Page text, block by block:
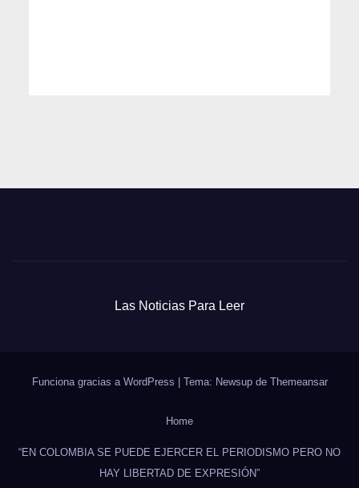
Las Noticias Para Leer
Funciona gracias a WordPress Tema: Newsup de Themeansar
Home
“EN COLOMBIA SE PUEDE EJERCER EL PERIODISMO PERO NO
HAY LIBERTAD DE EXPRESIÓN”